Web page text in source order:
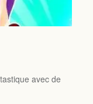
avec de